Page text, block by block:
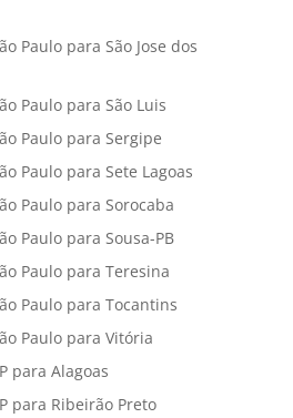
Paulo para São Jose dos
Paulo para São Luis
Paulo para Sergipe
Paulo para Sete Lagoas
Paulo para Sorocaba
Paulo para Sousa-PB
Paulo para Teresina
Paulo para Tocantins
Paulo para Vitória
para Alagoas
para Ribeirão Preto